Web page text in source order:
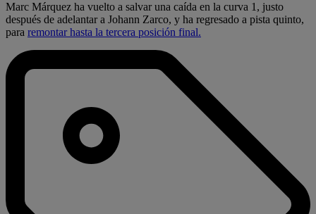
Marc Márquez ha vuelto a salvar una caída en la curva 1, justo
después de adelantar a Johann Zarco, y ha regresado a pista quinto,
para remontar hasta la tercera posición final.